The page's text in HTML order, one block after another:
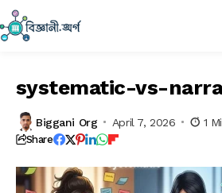
systematic-vs-
Biggani Org April 7, 2026 1
Share